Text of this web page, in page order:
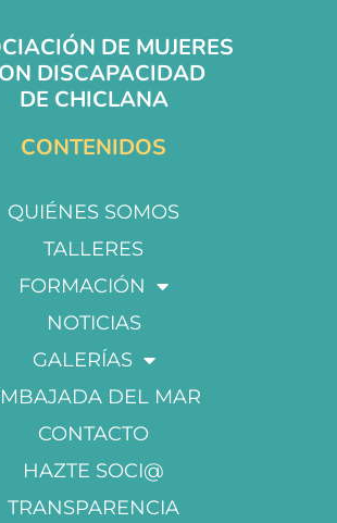
DE MUJERES
DISCAPACIDAD
DE CHICLANA
CONTENIDOS
QUIÉNES SOMOS
TALLERES
FORMACIÓN
NOTICIAS
GALERÍAS
DEL MAR
CONTACTO
HAZTE SOCI@
TRANSPARENCIA